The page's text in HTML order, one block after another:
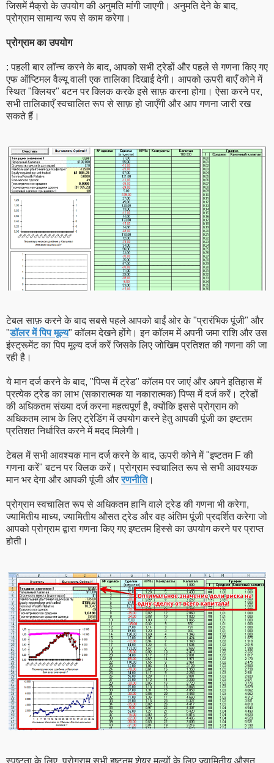
जिसमें मैक्रो के उपयोग की अनुमति मांगी जाएगी। अनुमति देने के बाद,
प्रोग्राम सामान्य रूप से काम करेगा।
प्रोग्राम का उपयोग
: पहली बार लॉन्च करने के बाद, आपको सभी ट्रेडों और पहले से गणना किए गए
एफ ऑप्टिमल वैल्यू वाली एक तालिका दिखाई देगी। आपको ऊपरी बाएँ कोने में
स्थित "क्लियर" बटन पर क्लिक करके इसे साफ़ करना होगा। ऐसा करने पर,
सभी तालिकाएँ स्वचालित रूप से साफ़ हो जाएँगी और आप गणना जारी रख
सकते हैं।
टेबल साफ़ करने के बाद सबसे पहले आपको बाईं ओर के "प्रारंभिक पूंजी" और
"डॉलर में पिप मूल्य" कॉलम देखने होंगे। इन कॉलम में अपनी जमा राशि और उस
इंस्ट्रूमेंट का पिप मूल्य दर्ज करें जिसके लिए जोखिम प्रतिशत की गणना की जा
रही है।
ये मान दर्ज करने के बाद, "पिप्स में ट्रेड" कॉलम पर जाएं और अपने इतिहास में
प्रत्येक ट्रेड का लाभ (सकारात्मक या नकारात्मक) पिप्स में दर्ज करें। ट्रेडों
की अधिकतम संख्या दर्ज करना महत्वपूर्ण है, क्योंकि इससे प्रोग्राम को
अधिकतम लाभ के लिए ट्रेडिंग में उपयोग करने हेतु आपकी पूंजी का इष्टतम
प्रतिशत निर्धारित करने में मदद मिलेगी।
टेबल में सभी आवश्यक मान दर्ज करने के बाद, ऊपरी कोने में "इष्टतम F की
गणना करें" बटन पर क्लिक करें। प्रोग्राम स्वचालित रूप से सभी आवश्यक
मान भर देगा और आपकी पूंजी औररणनीति।
प्रोग्राम स्वचालित रूप से अधिकतम हानि वाले ट्रेड की गणना भी करेगा,
ज्यामितीय माध्य, ज्यामितीय औसत ट्रेड और वह अंतिम पूंजी प्रदर्शित करेगा जो
आपको प्रोग्राम द्वारा गणना किए गए इष्टतम हिस्से का उपयोग करने पर प्राप्त
होती।
स्पष्टता के लिए, प्रोग्राम सभी इष्टतम शेयर मूल्यों के लिए ज्यामितीय औसत